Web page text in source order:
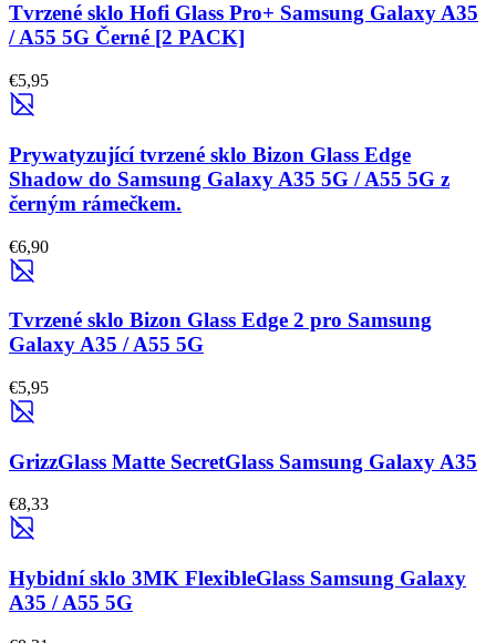
Tvrzené sklo Hofi Glass Pro+ Samsung Galaxy A35
/ A55 5G Černé [2 PACK]
€5,95
Prywatyzující tvrzené sklo Bizon Glass Edge
Shadow do Samsung Galaxy A35 5G / A55 5G z
černým rámečkem.
€6,90
Tvrzené sklo Bizon Glass Edge 2 pro Samsung
Galaxy A35 / A55 5G
€5,95
GrizzGlass Matte SecretGlass Samsung Galaxy A35
€8,33
Hybidní sklo 3MK FlexibleGlass Samsung Galaxy
A35 / A55 5G